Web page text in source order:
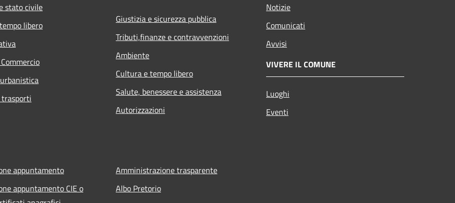
stato civile
libero
Giustizia e sicurezza pubblica
Tributi,finanze e contravvenzioni
Ambiente
Cultura e tempo libero
Salute, benessere e assistenza
Autorizzazioni
Notizie
Comunicati
Avvisi
VIVERE IL COMUNE
Luoghi
Eventi
appuntamento
appuntamento CIE o
Amministrazione trasparente
Albo Pretorio